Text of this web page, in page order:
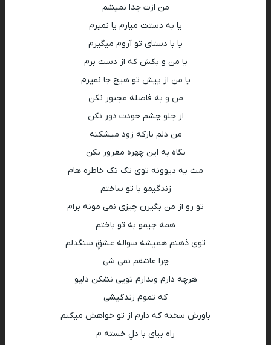
من ازت جدا نمیشم
یا به دستت میارم یا نمیرم
یا با دستای تو آروم میگیرم
یا من و بکش که از دست برم
یا من از پیش تو هیچ جا نمیرم
من و به فاصله مجبور نکن
از جلو چشم خودت دور نکن
من دلم نازکه زود میشکنه
نگاه به این چهره مغرور نکن
مث یه دیوونه توی تک تک خاطره هام
زندگیمو با تو ساختم
تو رو از من بگیرن چیزی نمی مونه برام
همه چیمو به تو باختم
توی ذهنم همیشه سواله عشقِ سنگدلم
چرا عاشقم نمی شی
هرچه دارم وندارم تویی نشکن دلیو
که تموم زندگیشی
باورش سخته که دارم از تو خواهش میکنم
راه بیای با دلِ خسته م